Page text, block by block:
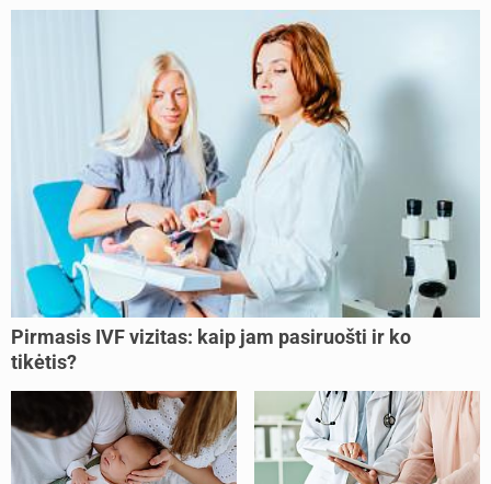
Pirmasis IVF vizitas: kaip jam pasiruošti ir ko
tikėtis?